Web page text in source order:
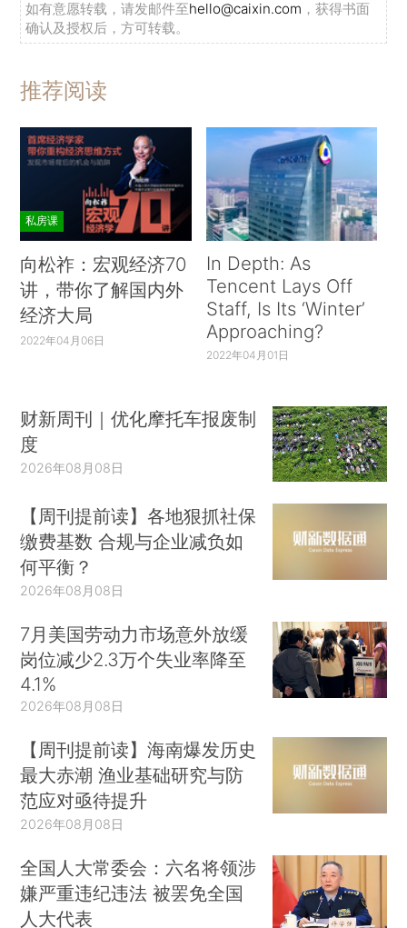
如有意愿转载，请发邮件至hello@caixin.com ，获得书面
确认及授权后，方可转载。
推荐阅读
私房课
向松祚：宏观经济70
讲，带你了解国内外
经济大局
2022年04月06日
In Depth: As
Tencent Lays Off
Staff, Is Its ‘Winter’
Approaching?
2022年04月01日
财新周刊｜优化摩托车报废制
度
2026年08月08日
【周刊提前读】各地狠抓社保
缴费基数 合规与企业减负如
何平衡？
2026年08月08日
7月美国劳动力市场意外放缓
岗位减少2.3万个失业率降至
4.1%
2026年08月08日
【周刊提前读】海南爆发历史
最大赤潮 渔业基础研究与防
范应对亟待提升
2026年08月08日
全国人大常委会：六名将领涉
嫌严重违纪违法 被罢免全国
人大代表